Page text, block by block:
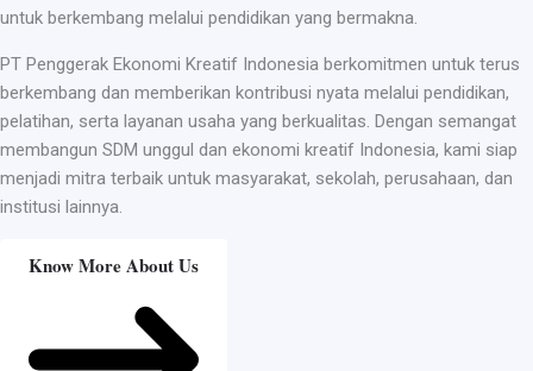
untuk berkembang melalui pendidikan yang bermakna.
PT Penggerak Ekonomi Kreatif Indonesia berkomitmen untuk terus
berkembang dan memberikan kontribusi nyata melalui pendidikan,
pelatihan, serta layanan usaha yang berkualitas. Dengan semangat
membangun SDM unggul dan ekonomi kreatif Indonesia, kami siap
menjadi mitra terbaik untuk masyarakat, sekolah, perusahaan, dan
institusi lainnya.
Know More About Us